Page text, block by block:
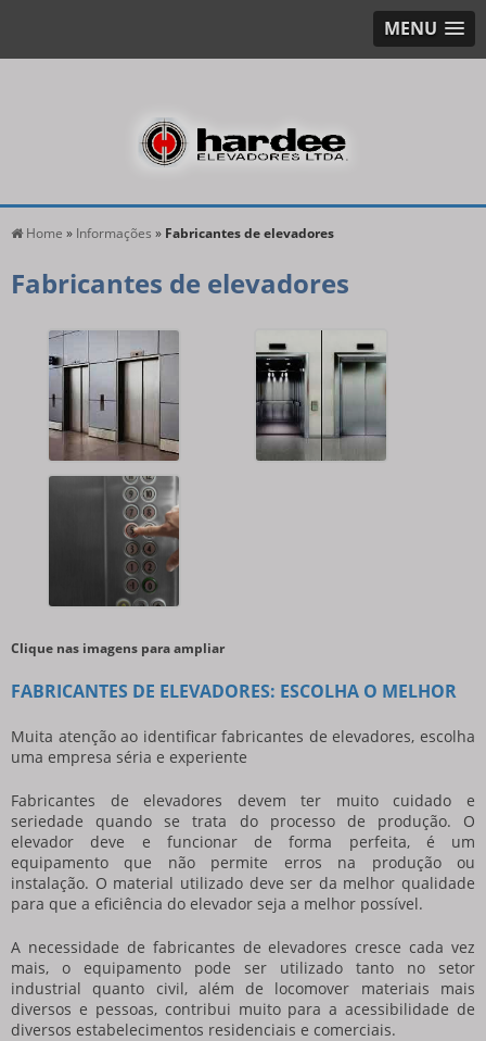
MENU
Home » Informações » Fabricantes de elevadores
Fabricantes de elevadores
Clique nas imagens para ampliar
FABRICANTES DE ELEVADORES: ESCOLHA O MELHOR
Muita atenção ao identificarfabricantes de elevadores, escolha
uma empresa séria e experiente
Fabricantes de elevadores devem ter muito cuidado e
seriedade quando se trata do processo de produção. O
elevador deve e funcionar de forma perfeita, é um
equipamento que não permite erros na produção ou
instalação. O material utilizado deve ser da melhor qualidade
para que a eficiência do elevador seja a melhor possível.
A necessidade de fabricantes de elevadores cresce cada vez
mais, o equipamento pode ser utilizado tanto no setor
industrial quanto civil, além de locomover materiais mais
diversos e pessoas, contribui muito para a acessibilidade de
diversos estabelecimentos residenciais e comerciais.